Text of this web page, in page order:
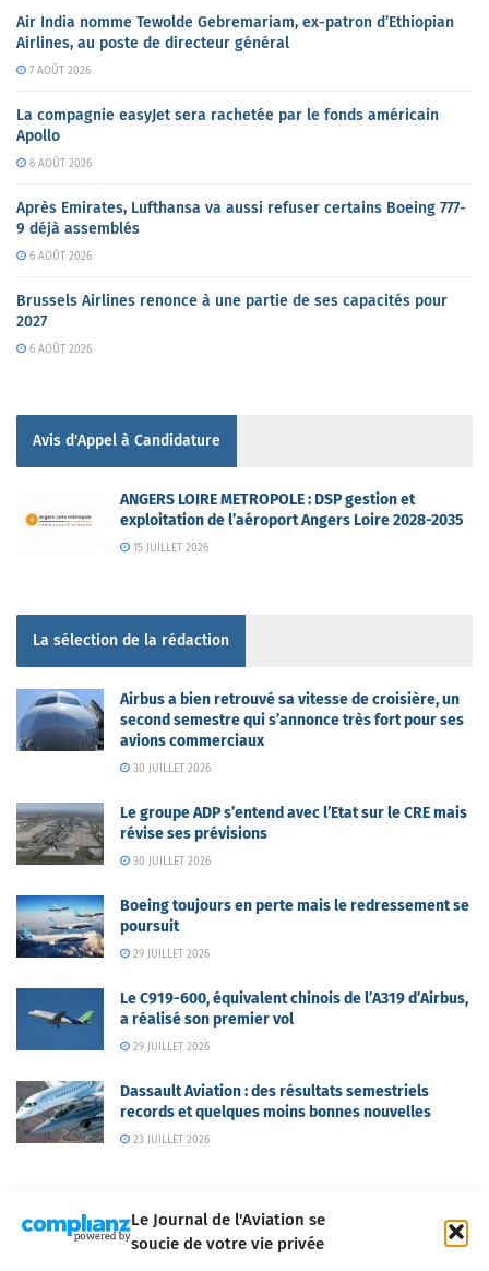
Le Journal de l'Aviation se
soucie de votre vie privée
Air India nomme Tewolde Gebremariam, ex-patron d’Ethiopian
Airlines, au poste de directeur général
7 AOÛT 2026
La compagnie easyJet sera rachetée par le fonds américain
Apollo
6 AOÛT 2026
Après Emirates, Lufthansa va aussi refuser certains Boeing 777-
9 déjà assemblés
6 AOÛT 2026
Brussels Airlines renonce à une partie de ses capacités pour
2027
6 AOÛT 2026
Avis d'Appel à Candidature
ANGERS LOIRE METROPOLE : DSP gestion et
exploitation de l’aéroport Angers Loire 2028-2035
15 JUILLET 2026
La sélection de la rédaction
Airbus a bien retrouvé sa vitesse de croisière, un
second semestre qui s’annonce très fort pour ses
avions commerciaux
30 JUILLET 2026
Le groupe ADP s’entend avec l’Etat sur le CRE mais
révise ses prévisions
30 JUILLET 2026
Boeing toujours en perte mais le redressement se
poursuit
29 JUILLET 2026
Le C919-600, équivalent chinois de l’A319 d’Airbus,
a réalisé son premier vol
29 JUILLET 2026
Dassault Aviation : des résultats semestriels
records et quelques moins bonnes nouvelles
23 JUILLET 2026